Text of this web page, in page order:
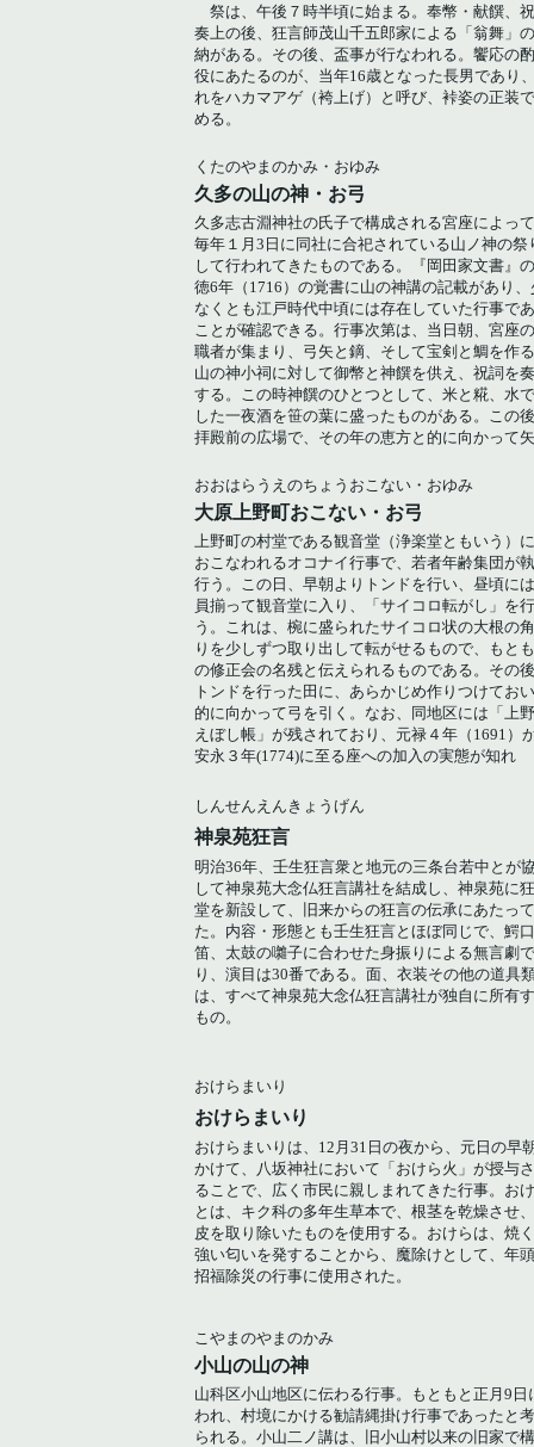
祭は、午後７時半頃に始まる。奉幣・献饌、
奏上の後、狂言師茂山千五郎家による「翁舞」
納がある。その後、盃事が行なわれる。饗応の
役にあたるのが、当年16歳となった長男であり
れをハカマアゲ（袴上げ）と呼び、裃姿の正装
める。
くたのやまのかみ・おゆみ
久多の山の神・お弓
久多志古淵神社の氏子で構成される宮座によっ
毎年１月3日に同社に合祀されている山ノ神の祭
して行われてきたものである。『岡田家文書』
徳6年（1716）の覚書に山の神講の記載があり、
なくとも江戸時代中頃には存在していた行事で
ことが確認できる。行事次第は、当日朝、宮座
職者が集まり、弓矢と鏑、そして宝剣と鯛を作
山の神小祠に対して御幣と神饌を供え、祝詞を
する。この時神饌のひとつとして、米と糀、水
した一夜酒を笹の葉に盛ったものがある。この
拝殿前の広場で、その年の恵方と的に向かって矢
おおはらうえのちょうおこない・おゆみ
大原上野町おこない・お弓
上野町の村堂である観音堂（浄楽堂ともいう）
おこなわれるオコナイ行事で、若者年齢集団が
行う。この日、早朝よりトンドを行い、昼頃に
員揃って観音堂に入り、「サイコロ転がし」を行
う。これは、椀に盛られたサイコロ状の大根の
りを少しずつ取り出して転がせるもので、もと
の修正会の名残と伝えられるものである。その
トンドを行った田に、あらかじめ作りつけてお
的に向かって弓を引く。なお、同地区には「上
えぼし帳」が残されており、元禄４年（1691）
安永３年(1774)に至る座への加入の実態が知れ
しんせんえんきょうげん
神泉苑狂言
明治36年、壬生狂言衆と地元の三条台若中とが
して神泉苑大念仏狂言講社を結成し、神泉苑に
堂を新設して、旧来からの狂言の伝承にあたっ
た。内容・形態とも壬生狂言とほぼ同じで、鰐
笛、太鼓の囃子に合わせた身振りによる無言劇
り、演目は30番である。面、衣装その他の道具
は、すべて神泉苑大念仏狂言講社が独自に所有
もの。
おけらまいり
おけらまいり
おけらまいりは、12月31日の夜から、元日の早
かけて、八坂神社において「おけら火」が授与
ることで、広く市民に親しまれてきた行事。お
とは、キク科の多年生草本で、根茎を乾燥させ
皮を取り除いたものを使用する。おけらは、焼
強い匂いを発することから、魔除けとして、年
招福除災の行事に使用された。
こやまのやまのかみ
小山の山の神
山科区小山地区に伝わる行事。もともと正月9日
われ、村境にかける勧請縄掛け行事であったと
られる。小山二ノ講は、旧小山村以来の旧家で